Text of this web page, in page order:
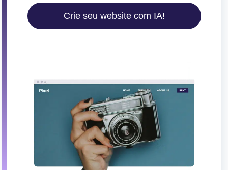
Crie seu website com IA!